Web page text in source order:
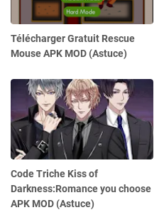
Télécharger Gratuit Rescue
Mouse APK MOD (Astuce)
Code Triche Kiss of
Darkness:Romance you choose
APK MOD (Astuce)